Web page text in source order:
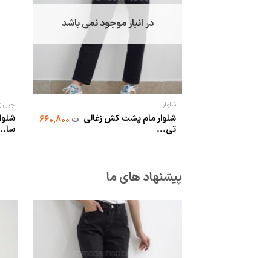
در انبار موجود نمی باشد
شلوار
شلوار مام پشت کش زغالی
تی...
ت
جین
پیشنهاد های ما